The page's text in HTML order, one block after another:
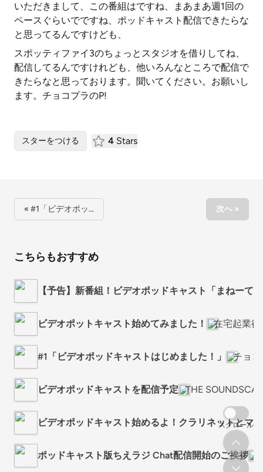
いただきまして、この番組はですね、まあまあ週1回の
ペースぐらいでですね、ポッドキャスト配信できたらな
と思ってるんですけども、
スポッティファイ3のちょっとスタジオを借りしてね、
配信してるんですけれども、他いろんなところで配信で
きたらなと思っております。聞いてください。お願いし
ます。チョコプラのP!
スターをつける 4 Stars
« #1「ビデオポッ… 次へ »
こちらもおすすめ
【予告】新番組！ビデオポッドキャスト「まねーて
ビデオポットキャスト始めてみました！ 在宅起業
#1「ビデオポッドキャストはじめました！」 チョ
ビデオポッドキャストを配信予定 THE
ビデオポッドキャスト始めるよ！クラリネットとマ
ポッドキャスト版ちえラジ Chat配信開始のご挨拶
スクロール